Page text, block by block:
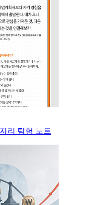
리 탐험 노트